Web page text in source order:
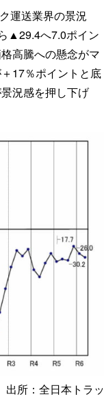
運送業界の景況
▲29.4へ7.0ポイン
高騰への懸念がマ
17％ポイントと底
況感を押し下げ
出所：全日本トラッ